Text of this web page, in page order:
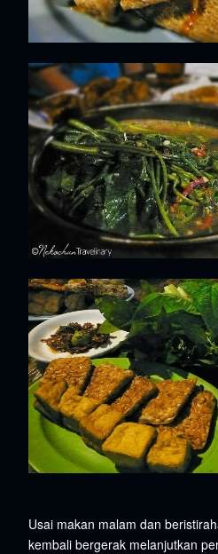
Usai makan malam dan
kembali bergerak melanjutkan